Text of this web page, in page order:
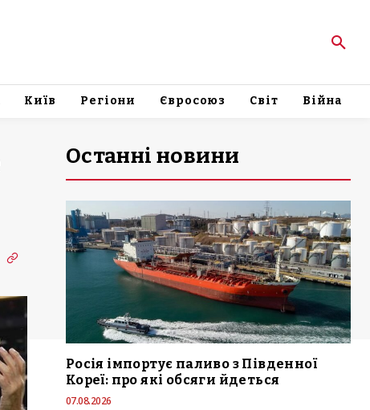
Київ Регіони Євросоюз Світ Війна
Останні новини
Росія імпортує паливо з Південної
Кореї: про які обсяги йдеться
07.08.2026